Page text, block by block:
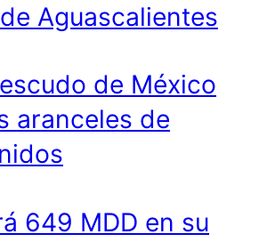
Aguascalientes
de México
aranceles de
649 MDD en su